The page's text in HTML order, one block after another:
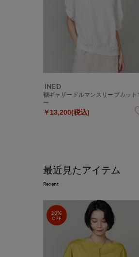
INED
裾ギャザードルマンスリーブカット
ー
￥13,200(税込)
最近見たアイテム
Recent
20%
OFF